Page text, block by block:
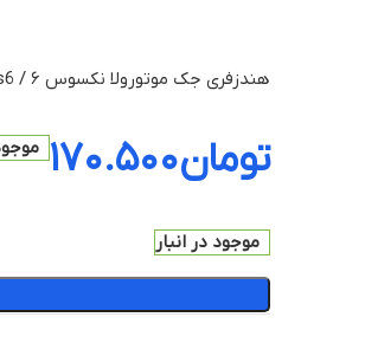
هندزفری جک موتورولا نکسوس ۶ / Motorola Nexus6
تومان۱۷۰.۵۰۰
موجود در انبار